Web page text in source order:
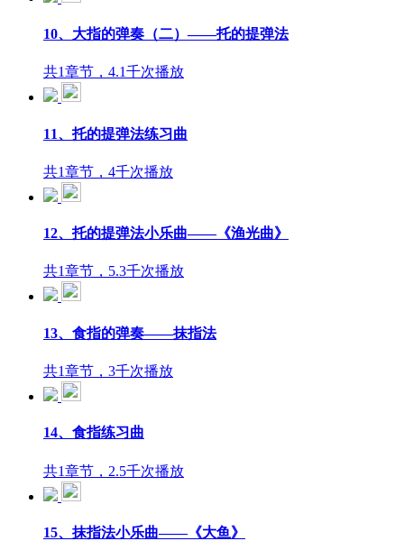
10、大指的弹奏（二）——托的提弹法
共1章节，4.1千次播放
11、托的提弹法练习曲
共1章节，4千次播放
12、托的提弹法小乐曲——《渔光曲》
共1章节，5.3千次播放
13、食指的弹奏——抹指法
共1章节，3千次播放
14、食指练习曲
共1章节，2.5千次播放
15、抹指法小乐曲——《大鱼》